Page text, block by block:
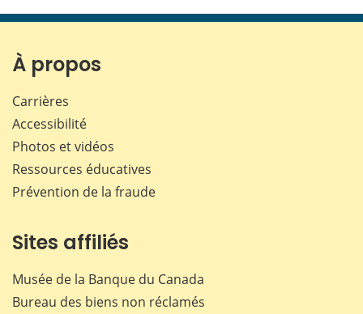
page page page page
À propos
Carrières
Accessibilité
Photos et vidéos
Ressources éducatives
Prévention de la fraude
Sites affiliés
Musée de la Banque du Canada
Bureau des biens non réclamés